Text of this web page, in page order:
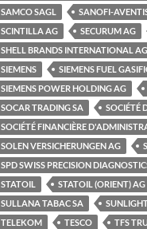
SAMCO SAGL
SANOFI-
SCINTILLA AG
SECURUM AG
SHELL BRANDS INTERNATIONAL AG
SIEMENS
SIEMENS FUEL
SIEMENS POWER HOLDING AG
SOCAR TRADING SA
SOCIÉTÉ
SOCIÉTÉ FINANCIÈRE
SOLEN VERSICHERUNGEN AG
SPD SWISS PRECISION
STATOIL
STATOIL (ORIENT) AG
SULLANA TABAC SA
TELEKOM
TESCO TFS